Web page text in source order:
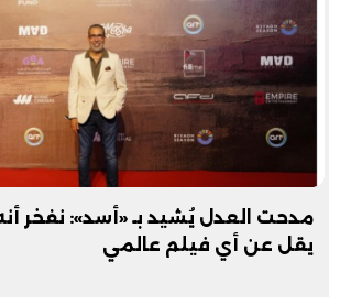
مدحت العدل يُشيد بـ «أسد»: نفخر
يقل عن أي فيلم عالمي